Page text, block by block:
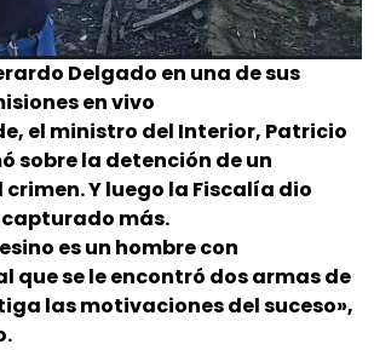
Delgado en una de sus
en vivo
el ministro del Interior, Patricio
sobre la detención de un
crimen. Y luego la Fiscalía dio
más.
es un hombre con
que se le encontró dos armas de
las motivaciones del suceso»,